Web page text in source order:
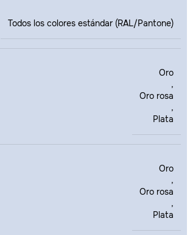
Todos los colores estándar (RAL/Pantone)
Oro
,
Oro rosa
,
Plata
Oro
,
Oro rosa
,
Plata